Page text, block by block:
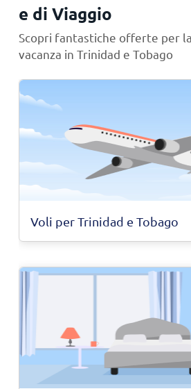
e di Viaggio
Scopri fantastiche offerte per
vacanza in Trinidad e Tobago
Voli per Trinidad e Tobago